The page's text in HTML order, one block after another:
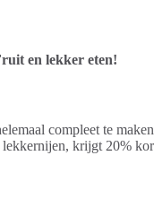
en lekker eten!
compleet te
krijgt 20%